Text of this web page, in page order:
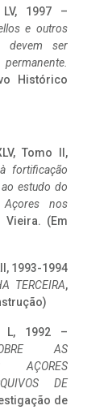
1997 –
e outros
devem ser
Histórico
Tomo II,
fortificação
estudo do
nos
Vieira. (Em
1993-1994
TERCEIRA,
L, 1992 –
AS
AÇORES
DE
de